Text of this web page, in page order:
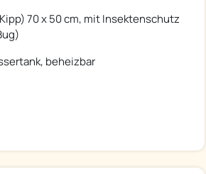
70 x 50 cm, mit Insektenschutz
beheizbar